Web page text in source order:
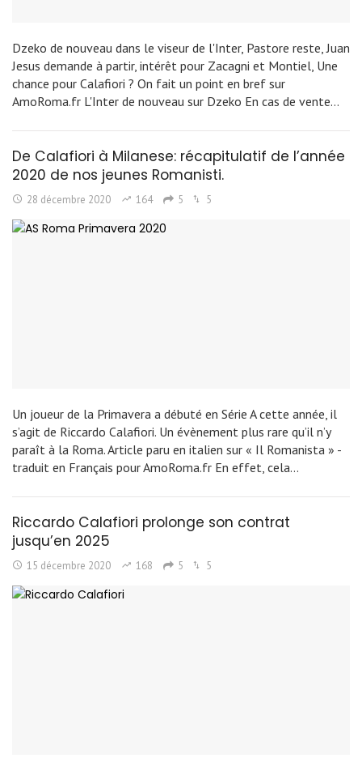
Dzeko de nouveau dans le viseur de l'Inter, Pastore reste, Juan
Jesus demande à partir, intérêt pour Zacagni et Montiel, Une
chance pour Calafiori ? On fait un point en bref sur
AmoRoma.fr L'Inter de nouveau sur Dzeko En cas de vente…
De Calafiori à Milanese: récapitulatif de l’année
2020 de nos jeunes Romanisti.
28 décembre 2020 164 5 5
Un joueur de la Primavera a débuté en Série A cette année, il
s’agit de Riccardo Calafiori. Un évènement plus rare qu’il n’y
paraît à la Roma. Article paru en italien sur « Il Romanista » -
traduit en Français pour AmoRoma.fr En effet, cela…
Riccardo Calafiori prolonge son contrat
jusqu’en 2025
15 décembre 2020 168 5 5